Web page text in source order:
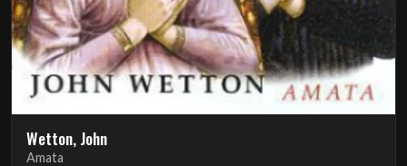
Wetton, John
Amata